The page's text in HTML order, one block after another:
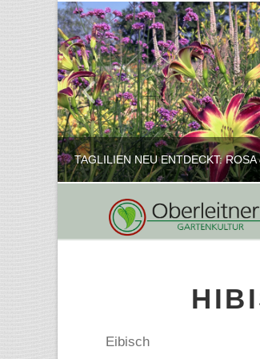
REINHARD
FEBRUAR 16,
Eibisch